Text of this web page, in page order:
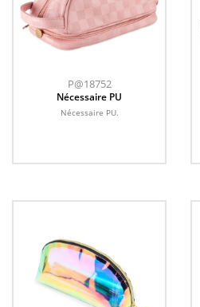
P@18752
Nécessaire PU
Nécessaire PU.